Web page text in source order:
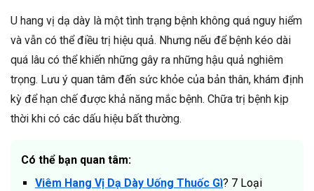
U hang vị dạ dày là một tình trạng bệnh không quá nguy hiểm
và vẫn có thể điều trị hiệu quả. Nhưng nếu để bệnh kéo dài
quá lâu có thể khiến những gây ra những hậu quả nghiêm
trọng. Lưu ý quan tâm đến sức khỏe của bản thân, khám định
kỳ để hạn chế được khả năng mắc bệnh. Chữa trị bệnh kịp
thời khi có các dấu hiệu bất thường.
Có thể bạn quan tâm:
Viêm Hang Vị Dạ Dày Uống Thuốc Gì? 7 Loại